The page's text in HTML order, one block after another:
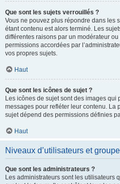
Que sont les sujets verrouillés ?
Vous ne pouvez plus répondre dans les
étant contenu est alors terminé. Les
différentes raisons par un modérateur
permissions accordées par
vos propres sujets.
Haut
Que sont les icônes de sujet ?
Les icônes de sujet sont des images qui
messages pour refléter leur contenu. La
sujet dépend des permissions définies
Haut
Niveaux d’utilisateurs et
Que sont les administrateurs ?
Les administrateurs sont les utilisateurs